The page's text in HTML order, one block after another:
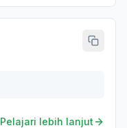
Pelajari lebih lanjut